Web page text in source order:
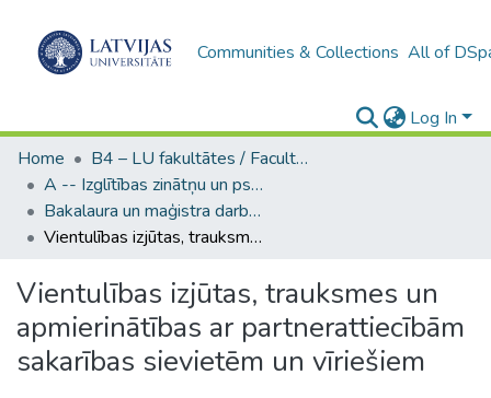
Communities & Collections All of
Log In
Home
B4 – LU fakultātes / Faculties of the UL
A -- Izglītības zinātņu un psiholoģijas fakultāte / Faculty of Education Sciences and Psychology
Bakalaura un maģistra darbi (PPMF) / Bachelor's and Master's theses
Vientulības izjūtas, trauksmes un apmierinātības ar partnerattiecībām sakarības sievietēm un vīriešiem
Vientulības izjūtas, trauksmes un
apmierinātības ar partnerattiecībām
sakarības sievietēm un vīriešiem